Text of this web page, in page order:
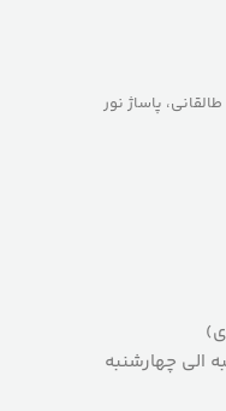
طالقانی، پاساژ نور